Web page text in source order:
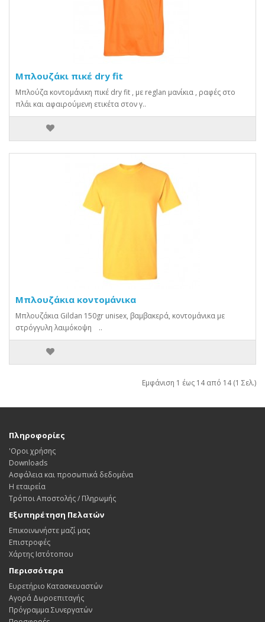
Μπλουζάκι πικέ dry fit
Μπλούζα κοντομάνικη πικέ dry fit , με reglan μανίκια , ραφές στο
πλάι και αφαιρούμενη ετικέτα στον γ..
Μπλουζάκια κοντομάνικα
Μπλουζάκια Gildan 150gr unisex, βαμβακερά, κοντομάνικα με
στρόγγυλη λαιμόκοψη ..
Εμφάνιση 1 έως 14 από 14 (1 Σελ.)
Πληροφορίες
'Οροι χρήσης
Downloads
Ασφάλεια και προσωπικά δεδομένα
Η εταιρεία
Τρόποι Αποστολής / Πληρωμής
Εξυπηρέτηση Πελατών
Επικοινωνήστε μαζί μας
Επιστροφές
Χάρτης Ιστότοπου
Περισσότερα
Ευρετήριο Κατασκευαστών
Αγορά Δωροεπιταγής
Πρόγραμμα Συνεργατών